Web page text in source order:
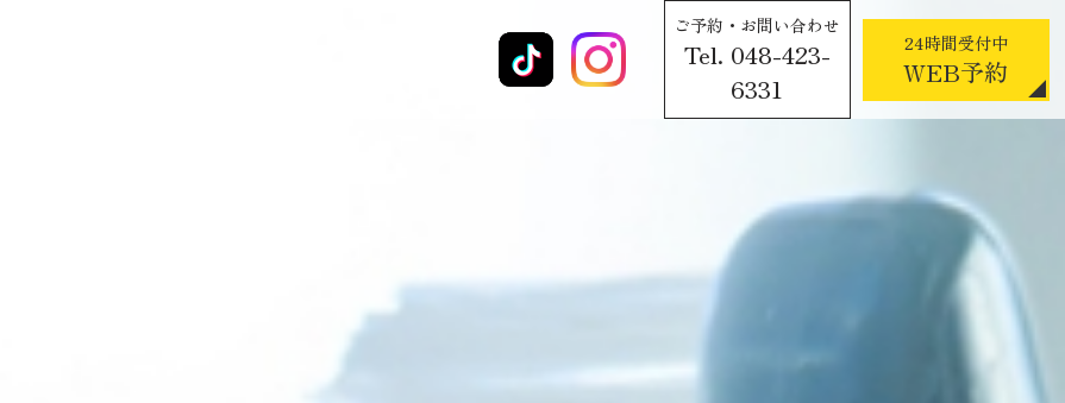
ご予約・お問い合わせ
Tel. 048-423-
6331
24時間受付中
WEB予約